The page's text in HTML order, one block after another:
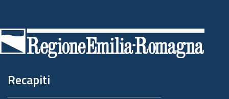
di
pagina
Recapiti